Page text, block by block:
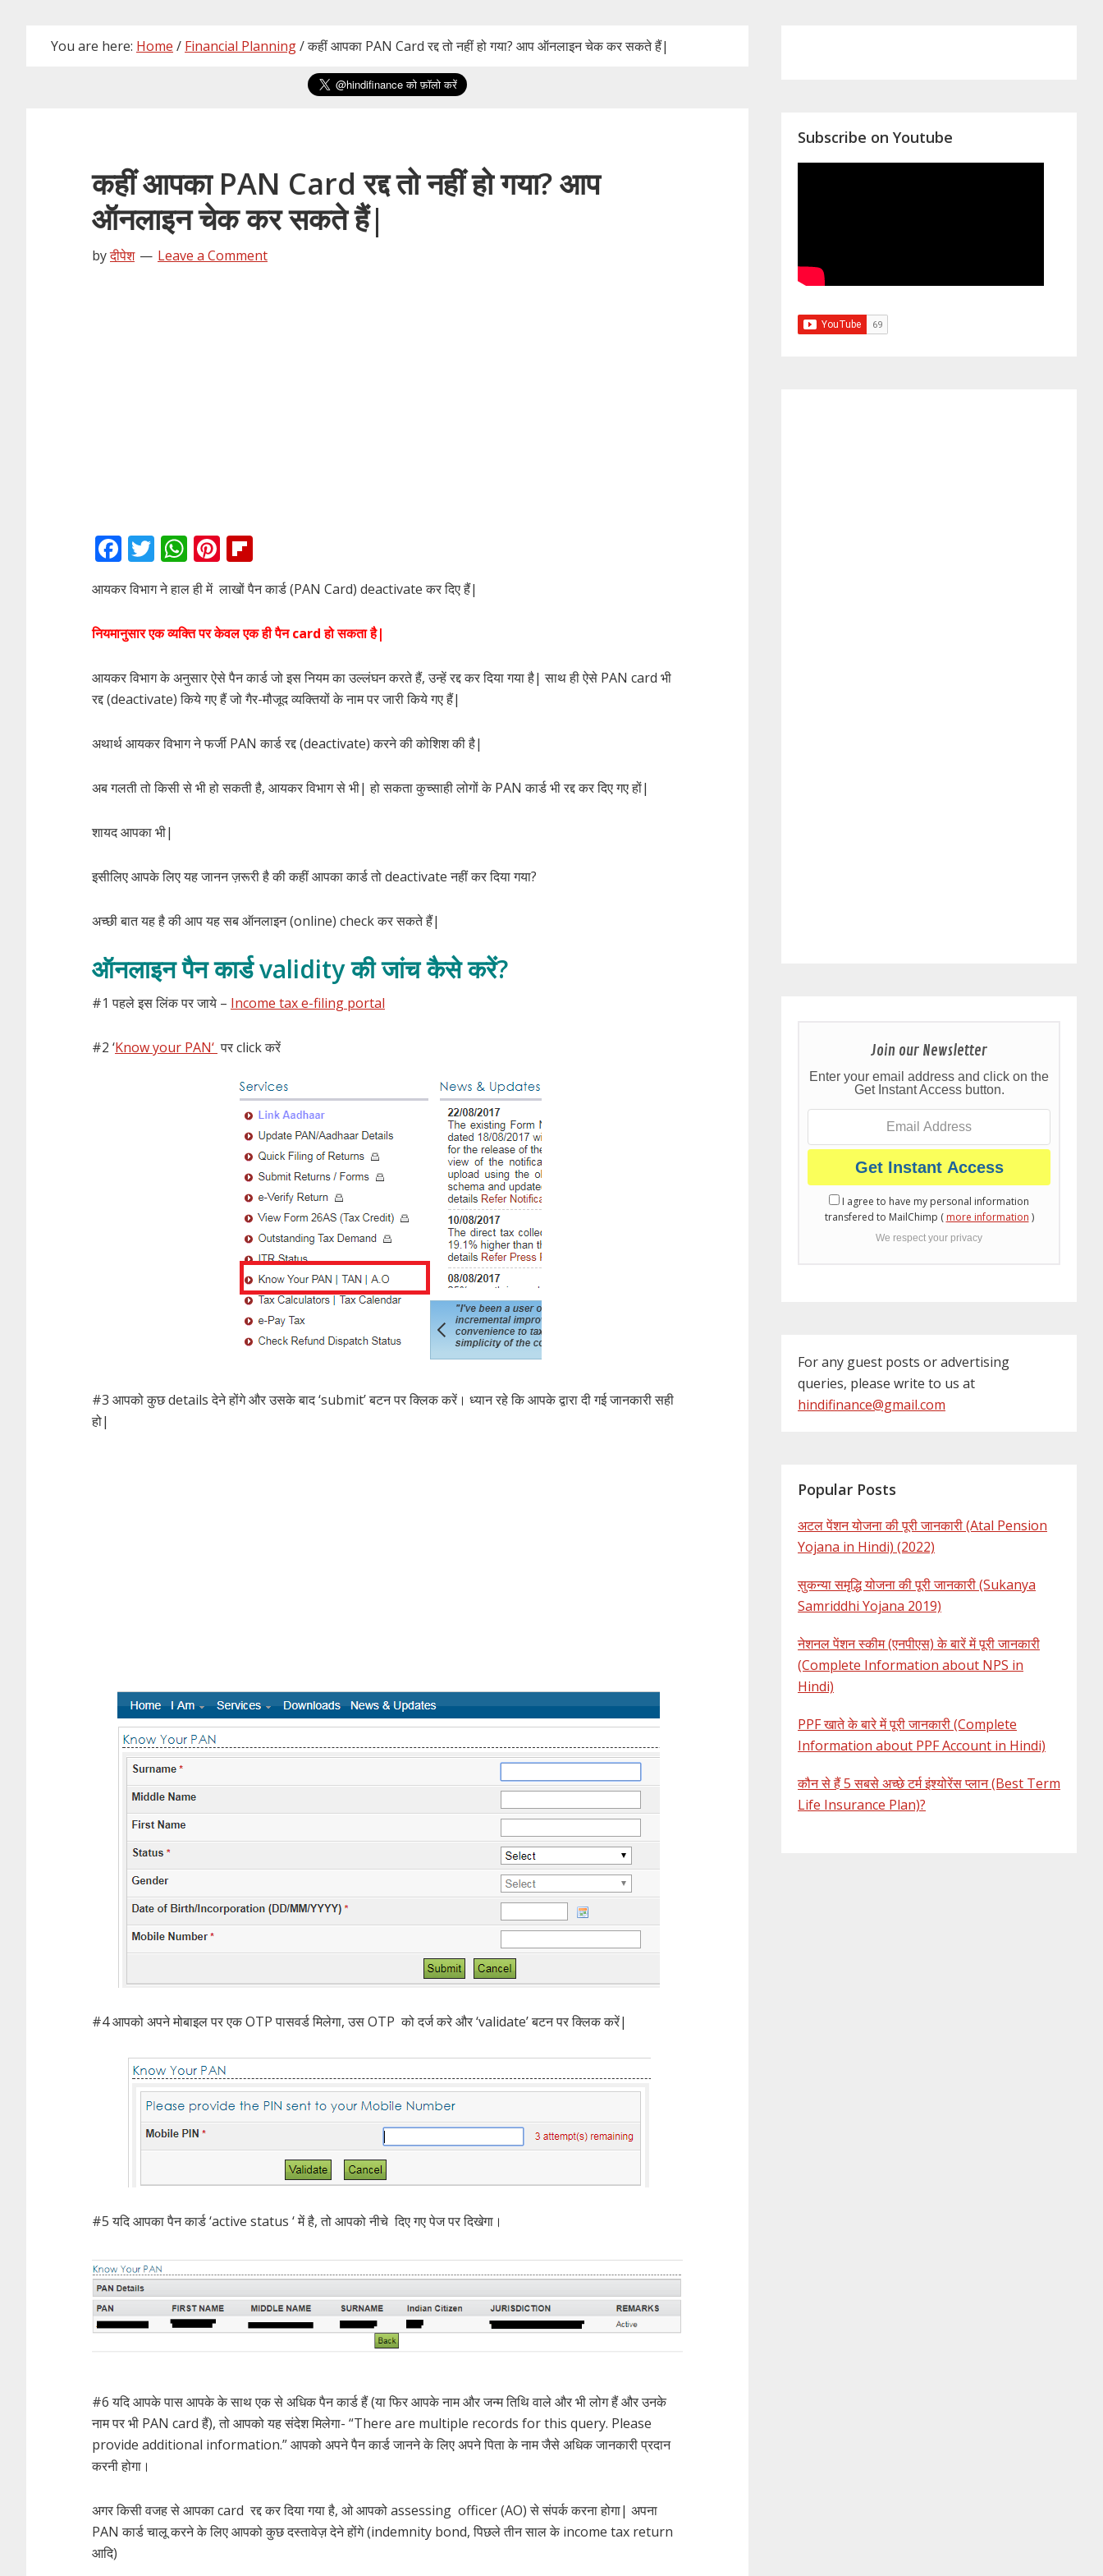
You are here: Home / Financial Planning/कहीं आपका PAN Card रद्द तो नहीं हो गया? आप ऑनलाइन चेक कर सकते हैं|
कहीं आपका PAN Card रद्द तो नहीं हो गया? आप
ऑनलाइन चेक कर सकते हैं|
byदीपेश Leave a Comment
F
ac
e
b
o
o
k
T
w
itt
er
W
h
at
s
p
p
Pi
nt
er
e
b
o
d
आयकर विभाग ने हाल ही में लाखों पैन कार्ड (PAN Card) deactivate कर दिए हैं|
नियमानुसार एक व्यक्ति पर केवल एक ही पैन card हो सकता है|
आयकर विभाग के अनुसार ऐसे पैन कार्ड जो इस नियम का उल्लंघन करते हैं, उन्हें रद्द कर दिया गया है| साथ ही ऐसे PAN card भी
रद्द (deactivate) किये गए हैं जो गैर-मौजूद व्यक्तियों के नाम पर जारी किये गए हैं|
अथार्थ आयकर विभाग ने फर्जी PAN कार्ड रद्द (deactivate) करने की कोशिश की है|
अब गलती तो किसी से भी हो सकती है, आयकर विभाग से भी| हो सकता कुच्साही लोगों के PAN कार्ड भी रद्द कर दिए गए हों|
शायद आपका भी|
इसीलिए आपके लिए यह जानन ज़रूरी है की कहीं आपका कार्ड तो deactivate नहीं कर दिया गया?
अच्छी बात यह है की आप यह सब ऑनलाइन (online) check कर सकते हैं|
ऑनलाइन पैन कार्ड validity की जांच कैसे करें?
#1 पहले इस लिंक पर जाये – Income tax e-filing portal
#2 ‘Know your PAN‘ पर click करें
#3 आपको कुछ details देने होंगे और उसके बाद ‘submit’ बटन पर क्लिक करें। ध्यान रहे कि आपके द्वारा दी गई जानकारी सही
हो|
#4 आपको अपने मोबाइल पर एक OTP पासवर्ड मिलेगा, उस OTP को दर्ज करे और ‘validate’ बटन पर क्लिक करें|
#5 यदि आपका पैन कार्ड ‘active status ‘ में है, तो आपको नीचे दिए गए पेज पर दिखेगा।
#6 यदि आपके पास आपके के साथ एक से अधिक पैन कार्ड हैं (या फिर आपके नाम और जन्म तिथि वाले और भी लोग हैं और उनके
नाम पर भी PAN card हैं), तो आपको यह संदेश मिलेगा- “There are multiple records for this query. Please
provide additional information.” आपको अपने पैन कार्ड जानने के लिए अपने पिता के नाम जैसे अधिक जानकारी प्रदान
करनी होगा।
अगर किसी वजह से आपका card रद्द कर दिया गया है, ओ आपको assessing officer (AO) से संपर्क करना होगा| अपना
PAN कार्ड चालू करने के लिए आपको कुछ दस्तावेज़ देने होंगे (indemnity bond, पिछले तीन साल के income tax return
आदि)
Subscribe on Youtube
Join our Newsletter
Enter your email address and click on the
Get Instant Access button.
I agree to have my personal information
transfered to MailChimp ( more information )
We respect your privacy
For any guest posts or advertising
queries, please write to us at
hindifinance@gmail.com
Popular Posts
अटल पेंशन योजना की पूरी जानकारी (Atal Pension
Yojana in Hindi) (2022)
सुकन्या समृद्धि योजना की पूरी जानकारी (Sukanya
Samriddhi Yojana 2019)
नेशनल पेंशन स्कीम (एनपीएस) के बारें में पूरी जानकारी
(Complete Information about NPS in
Hindi)
PPF खाते के बारे में पूरी जानकारी (Complete
Information about PPF Account in Hindi)
कौन से हैं 5 सबसे अच्छे टर्म इंश्योरेंस प्लान (Best Term
Life Insurance Plan)?